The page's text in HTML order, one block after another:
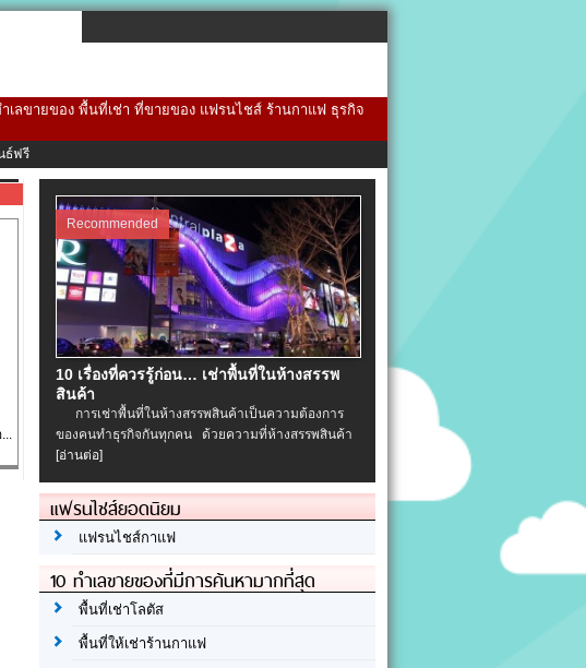
ลขายของ พื้นที่เช่า ที่ขายของ แฟรนไชส์ ร้านกาแฟ ธุรกิจ
ธ์ฟรี
Recommended
10 เรื่องที่ควรรู้ก่อน… เช่าพื้นที่ในห้างสรรพ
สินค้า
การเช่าพื้นที่ในห้างสรรพสินค้าเป็นความต้องการ
ของคนทำธุรกิจกันทุกคน ด้วยความที่ห้างสรรพสินค้า
[อ่านต่อ]
แฟรนไชส์ยอดนิยม
แฟรนไชส์กาแฟ
10 ทำเลขายของที่มีการค้นหามากที่สุด
พื้นที่เช่าโลตัส
พื้นที่ให้เช่าร้านกาแฟ